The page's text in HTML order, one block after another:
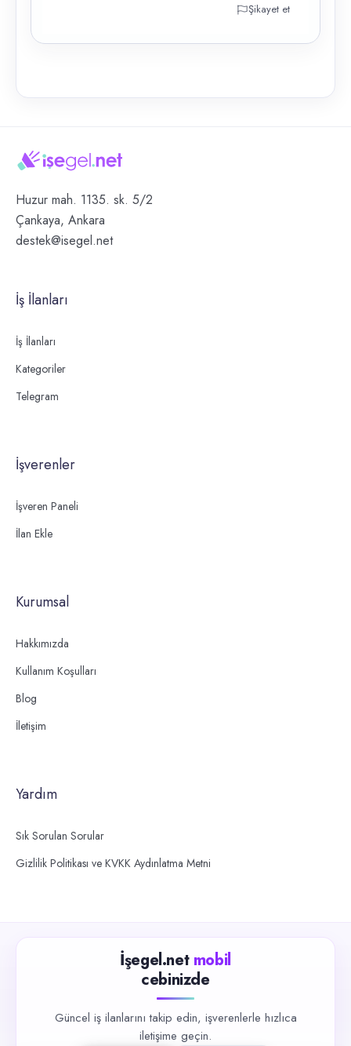
Şikayet et
Huzur mah. 1135. sk. 5/2
Çankaya, Ankara
destek@isegel.net
İş İlanları
İş İlanları
Kategoriler
Telegram
İşverenler
İşveren Paneli
İlan Ekle
Kurumsal
Hakkımızda
Kullanım Koşulları
Blog
İletişim
Yardım
Sık Sorulan Sorular
Gizlilik Politikası ve KVKK Aydınlatma Metni
İşegel.net mobil
cebinizde
Güncel iş ilanlarını takip edin, işverenlerle hızlıca
iletişime geçin.